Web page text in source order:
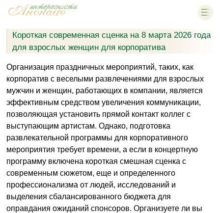
Короткая современная сценка на 8 марта 2026 года
для взрослых женщин для корпоратива
Организация праздничных мероприятий, таких, как
корпоратив с веселыми развлечениями для взрослых
мужчин и женщин, работающих в компании, является
эффективным средством увеличения коммуникации,
позволяющая установить прямой контакт коллег с
выступающим артистам. Однако, подготовка
развлекательной программы для корпоративного
мероприятия требует времени, а если в концертную
программу включена короткая смешная сценка с
современным сюжетом, еще и определенного
профессионализма от людей, исследований и
выделения сбалансированного бюджета для
оправдания ожиданий спонсоров. Организуете ли вы